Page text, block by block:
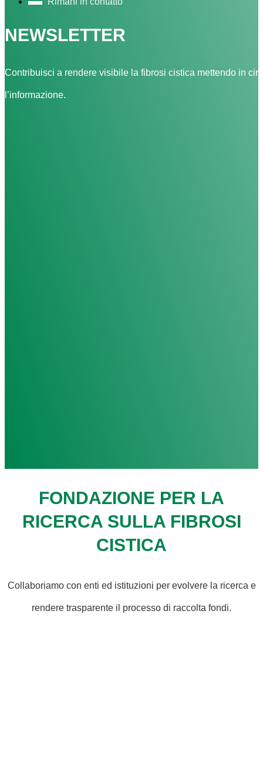
NEWSLETTER
Contribuisci a rendere visibile la fibrosi cistica mettendo in
l’informazione.
FONDAZIONE PER LA
RICERCA SULLA FIBROSI
CISTICA
Collaboriamo con enti ed istituzioni per evolvere la ricerca e
rendere trasparente il processo di raccolta fondi.